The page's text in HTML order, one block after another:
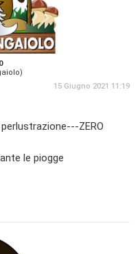
15 Giugno 2021 11:19
ZERO
le piogge